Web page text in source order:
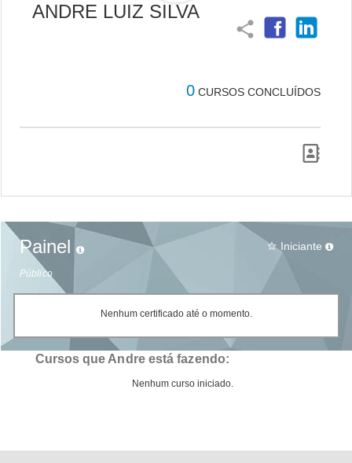
ANDRE LUIZ SILVA
share
0 CURSOS CONCLUÍDOS
Painel
Público
star_border Iniciante
Nenhum certificado até o momento.
Cursos que Andre está fazendo:
Nenhum curso iniciado.